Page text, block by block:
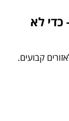
כדי לא
קבועים.